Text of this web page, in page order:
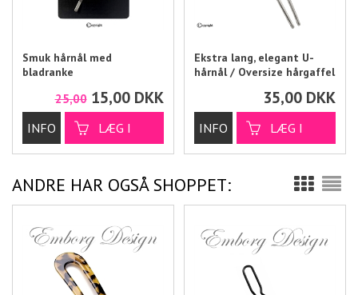
Smuk hårnål med
bladranke
25,00 15,00 DKK
Ekstra lang, elegant U-
hårnål / Oversize hårgaffel
35,00 DKK
ANDRE HAR OGSÅ SHOPPET: